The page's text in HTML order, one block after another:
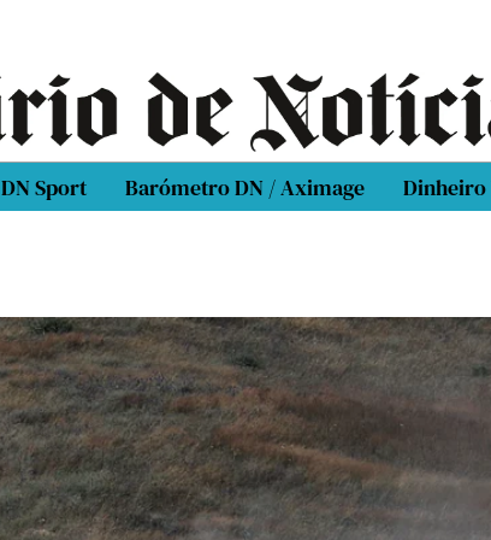
DN Sport Barómetro DN / Aximage Dinheiro